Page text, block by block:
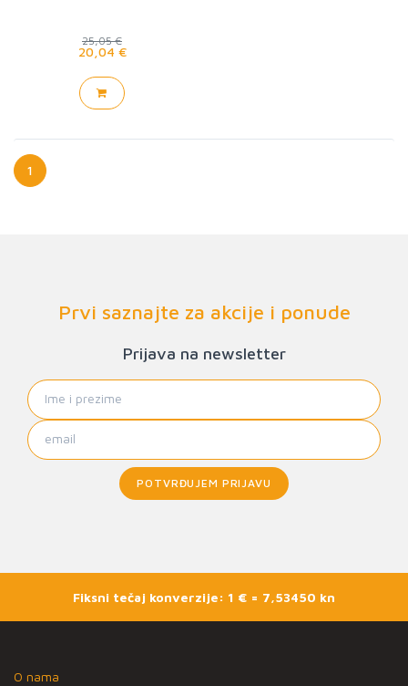
25,05 €
20,04 €
1
Prvi saznajte za akcije i ponude
Prijava na newsletter
POTVRĐUJEM PRIJAVU
Fiksni tečaj konverzije: 1 € = 7,53450 kn
O nama